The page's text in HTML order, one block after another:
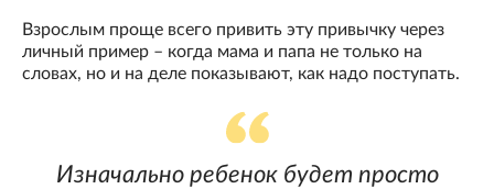
Взрослым проще всего привить эту привычку через
личный пример – когда мама и папа не только на
словах, но и на деле показывают, как надо поступать.
Изначально ребенок будет просто